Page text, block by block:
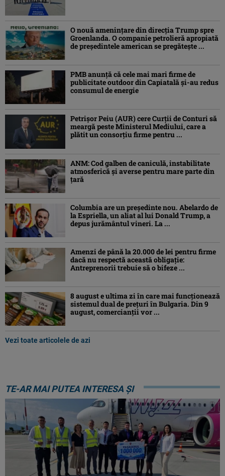
O nouă amenințare din direcția Trump spre
Groenlanda. O companie petrolieră apropiată
de președintele american se pregătește ...
PMB anunță că cele mai mari firme de
publicitate outdoor din Capiatală și-au redus
consumul de energie
Petrişor Peiu (AUR) cere Curții de Conturi să
meargă peste Ministerul Mediului, care a
plătit un consorţiu firme pentru ...
ANM: Cod galben de caniculă, instabilitate
atmosferică și averse pentru mare parte din
țară
Columbia are un președinte nou. Abelardo de
la Espriella, un aliat al lui Donald Trump, a
depus jurământul vineri. La ...
Amenzi de până la 20.000 de lei pentru firme
dacă nu respectă această obligație:
Antreprenorii trebuie să o bifeze ...
8 august e ultima zi în care mai funcționează
sistemul dual de prețuri în Bulgaria. Din 9
august, comercianții vor ...
Vezi toate articolele de azi
TE-AR MAI PUTEA INTERESA ȘI